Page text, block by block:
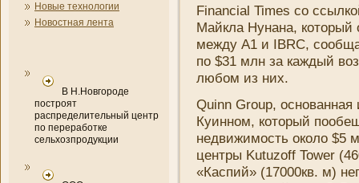
Новые технологии
Новостная лента
В Н.Новгороде
построят
распределительный центр
по переработке
сельхозпродукции
Financial Times со
Майкла Нунана, который
между A1 и IBRC,
по $31 млн за каждый
любом из ни­х.
Quinn Group,
Куинном, который
недвижимость около $5
центры Kutuzoff Tower
«Каспий» (17000кв. м)